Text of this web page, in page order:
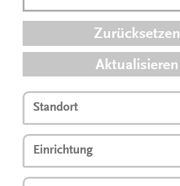
Zurücksetzen
Aktualisieren
Standort
Einrichtung